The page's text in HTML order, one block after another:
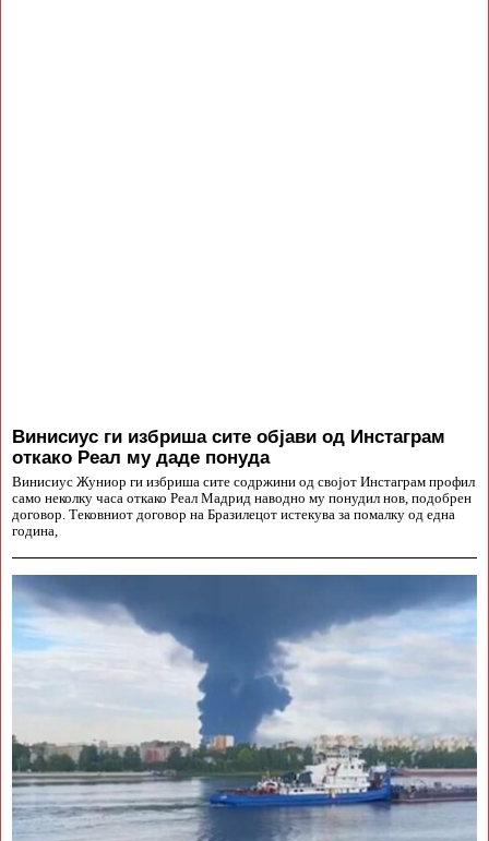
Винисиус ги избриша сите објави од Инстаграм
откако Реал му даде понуда
Винисиус Жуниор ги избриша сите содржини од својот Инстаграм профил
само неколку часа откако Реал Мадрид наводно му понудил нов, подобрен
договор. Тековниот договор на Бразилецот истекува за помалку од една
година,